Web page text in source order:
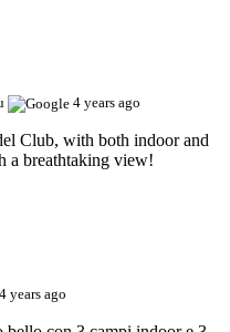
4 years ago
Club, with both indoor and
a breathtaking view!
4 years ago